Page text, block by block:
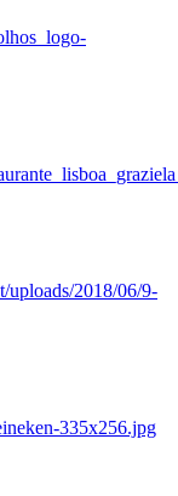
uploads/2018/06/9-
335x256.jpg